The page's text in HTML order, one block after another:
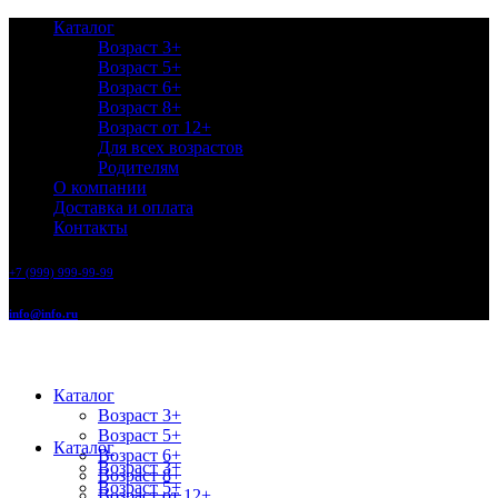
Каталог
Возраст 3+
Возраст 5+
Возраст 6+
Возраст 8+
Возраст от 12+
Для всех возрастов
Родителям
О компании
Доставка и оплата
Контакты
+7 (999) 999-99-99
info@info.ru
Каталог
Возраст 3+
Возраст 5+
Возраст 6+
Возраст 8+
Каталог
Возраст 3+
Возраст 5+